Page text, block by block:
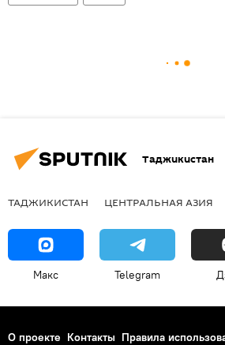
Таджикистан
ТАДЖИКИСТАН ЦЕНТРАЛЬНАЯ АЗИЯ
Макс Telegram
О проекте Контакты Правила